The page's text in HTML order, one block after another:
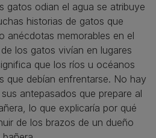
gatos odian el agua se atribuye
historias de gatos que
anécdotas memorables en el
los gatos vivían en lugares
que los ríos u océanos
que debían enfrentarse. No hay
antepasados que prepare al
lo que explicaría por qué
de los brazos de un dueño